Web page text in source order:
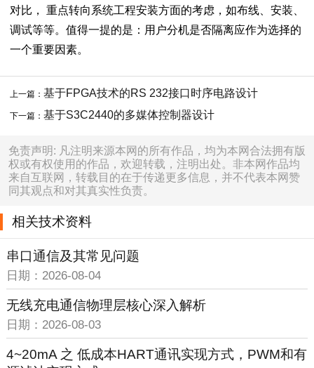
对比， 重点转向系统工程安装方面的考虑，如布线、安装、
调试等等。值得一提的是：用户分机是否隔离应作为选择的
一个重要因素。
上一篇：基于FPGA技术的RS 232接口时序电路设计
下一篇：基于S3C2440的多媒体控制器设计
免责声明: 凡注明来源本网的所有作品，均为本网合法拥有版
权或有权使用的作品，欢迎转载，注明出处。非本网作品均
来自互联网，转载目的在于传递更多信息，并不代表本网赞
同其观点和对其真实性负责。
相关技术资料
串口通信及其常见问题
日期：2026-08-04
无线充电通信物理层核心深入解析
日期：2026-08-03
4~20mA 之 低成本HART通讯实现方式，PWM和有